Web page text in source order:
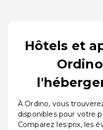
Hôtels et
À Ordino, vous
disponibles pour votre
Comparez les prix, les